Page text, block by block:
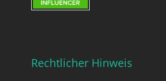
Rechtlicher Hinweis